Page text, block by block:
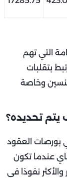
التي تهم
بتقلبات
وخاصة
تحديده؟
بورصات العقود
عندما تكون
نفوذا في